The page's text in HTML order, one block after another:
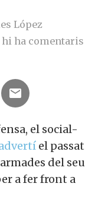
López
hi ha comentaris
el social-
el passat
del seu
a fer front a